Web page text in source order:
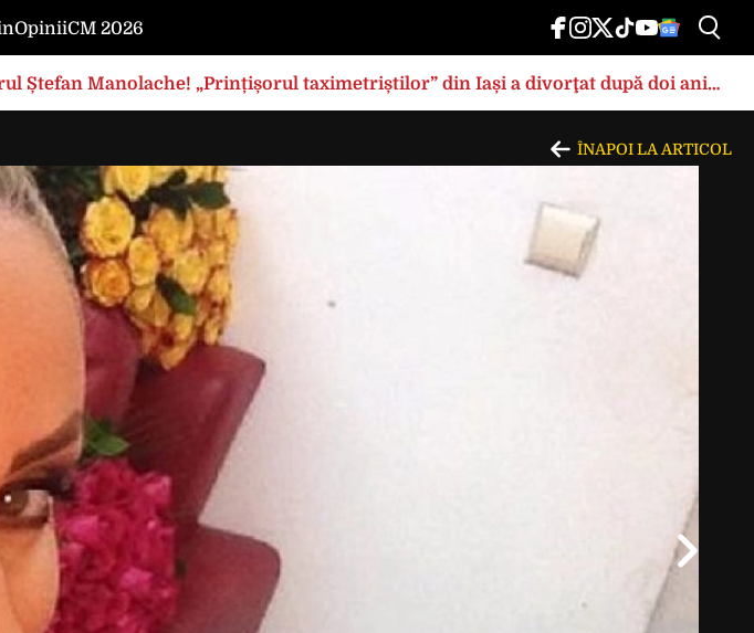
OpiniiCM 2026
Ștefan Manolache! „Prințișorul taximetriștilor” din Iași a divorţat după doi ani
ÎNAPOI LA ARTICOL